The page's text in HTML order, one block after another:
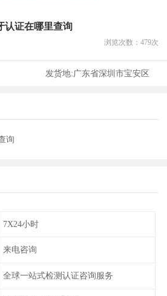
认证在哪里查询
浏览次数： 479次
发货地:广东省深圳市宝安区
询
7X24小时
来电咨询
全球一站式检测认证咨询服务